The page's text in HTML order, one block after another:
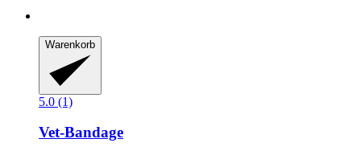
Warenkorb
5.0 (1)
Vet-​Bandage